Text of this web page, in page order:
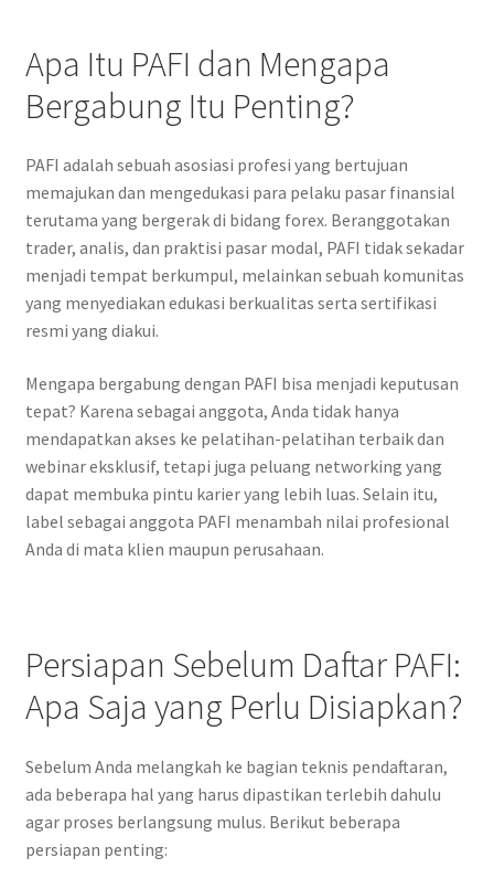
Apa Itu PAFI dan Mengapa
Bergabung Itu Penting?
PAFI adalah sebuah asosiasi profesi yang bertujuan
memajukan dan mengedukasi para pelaku pasar finansial
terutama yang bergerak di bidang forex. Beranggotakan
trader, analis, dan praktisi pasar modal, PAFI tidak sekadar
menjadi tempat berkumpul, melainkan sebuah komunitas
yang menyediakan edukasi berkualitas serta sertifikasi
resmi yang diakui.
Mengapa bergabung dengan PAFI bisa menjadi keputusan
tepat? Karena sebagai anggota, Anda tidak hanya
mendapatkan akses ke pelatihan-pelatihan terbaik dan
webinar eksklusif, tetapi juga peluang networking yang
dapat membuka pintu karier yang lebih luas. Selain itu,
label sebagai anggota PAFI menambah nilai profesional
Anda di mata klien maupun perusahaan.
Persiapan Sebelum Daftar PAFI:
Apa Saja yang Perlu Disiapkan?
Sebelum Anda melangkah ke bagian teknis pendaftaran,
ada beberapa hal yang harus dipastikan terlebih dahulu
agar proses berlangsung mulus. Berikut beberapa
persiapan penting: